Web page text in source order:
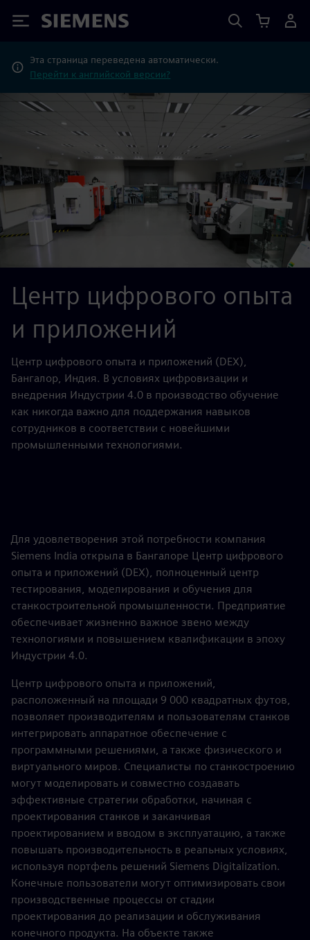
Siemens
Эта страница переведена автоматически.
Перейти к английской версии?
Центр цифрового опыта
и приложений
Центр цифрового опыта и приложений (DEX),
Бангалор, Индия. В условиях цифровизации и
внедрения Индустрии 4.0 в производство обучение
как никогда важно для поддержания навыков
сотрудников в соответствии с новейшими
промышленными технологиями.
Для удовлетворения этой потребности компания
Siemens India открыла в Бангалоре Центр цифрового
опыта и приложений (DEX), полноценный центр
тестирования, моделирования и обучения для
станкостроительной промышленности. Предприятие
обеспечивает жизненно важное звено между
технологиями и повышением квалификации в эпоху
Индустрии 4.0.
Центр цифрового опыта и приложений,
расположенный на площади 9 000 квадратных футов,
позволяет производителям и пользователям станков
интегрировать аппаратное обеспечение с
программными решениями, а также физического и
виртуального миров. Специалисты по станкостроению
могут моделировать и совместно создавать
эффективные стратегии обработки, начиная с
проектирования станков и заканчивая
проектированием и вводом в эксплуатацию, а также
повышать производительность в реальных условиях,
используя портфель решений Siemens Digitalization.
Конечные пользователи могут оптимизировать свои
производственные процессы от стадии
проектирования до реализации и обслуживания
конечного продукта. На объекте также